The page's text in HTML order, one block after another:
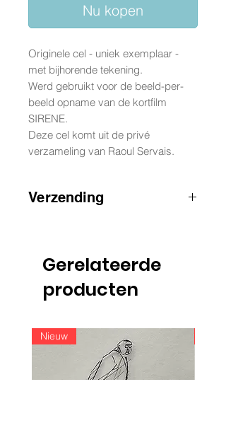
Nu kopen
Originele cel - uniek exemplaar -
met bijhorende tekening.
Werd gebruikt voor de beeld-per-
beeld opname van de kortfilm
SIRENE.
Deze cel komt uit de privé
verzameling van Raoul Servais.
Verzending
info@raoulservaiscollection.com
Gerelateerde
producten
Nieuw